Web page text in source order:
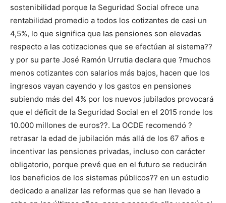
sostenibilidad porque la Seguridad Social ofrece una
rentabilidad promedio a todos los cotizantes de casi un
4,5%, lo que significa que las pensiones son elevadas
respecto a las cotizaciones que se efectúan al sistema??
y por su parte José Ramón Urrutia declara que ?muchos
menos cotizantes con salarios más bajos, hacen que los
ingresos vayan cayendo y los gastos en pensiones
subiendo más del 4% por los nuevos jubilados provocará
que el déficit de la Seguridad Social en el 2015 ronde los
10.000 millones de euros??. La OCDE recomendó ?
retrasar la edad de jubilación más allá de los 67 años e
incentivar las pensiones privadas, incluso con carácter
obligatorio, porque prevé que en el futuro se reducirán
los beneficios de los sistemas públicos?? en un estudio
dedicado a analizar las reformas que se han llevado a